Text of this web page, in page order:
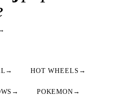
→ HOT WHEELS →
→ POKEMON →